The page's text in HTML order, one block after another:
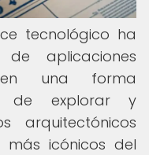
tecnológico ha
aplicaciones
una forma
de explorar y
arquitectónicos
más icónicos del